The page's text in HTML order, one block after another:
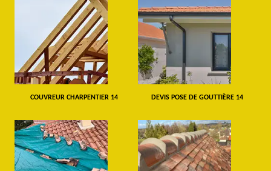
COUVREUR CHARPENTIER 14 DEVIS POSE DE GOUTTIÈRE 14